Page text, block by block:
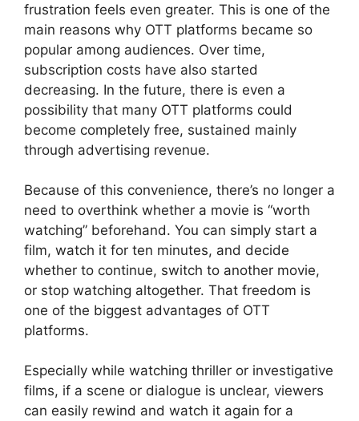
frustration feels even greater. This is one of the
main reasons why OTT platforms became so
popular among audiences. Over time,
subscription costs have also started
decreasing. In the future, there is even a
possibility that many OTT platforms could
become completely free, sustained mainly
through advertising revenue.
Because of this convenience, there’s no longer a
need to overthink whether a movie is “worth
watching” beforehand. You can simply start a
film, watch it for ten minutes, and decide
whether to continue, switch to another movie,
or stop watching altogether. That freedom is
one of the biggest advantages of OTT
platforms.
Especially while watching thriller or investigative
films, if a scene or dialogue is unclear, viewers
can easily rewind and watch it again for a